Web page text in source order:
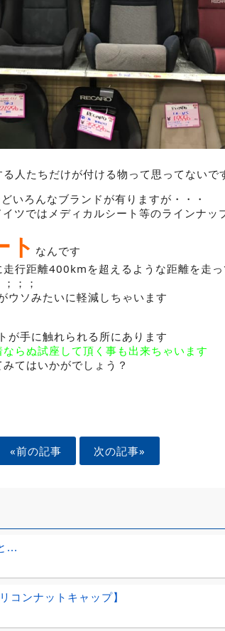
人たちだけが付ける物って思ってないで
いろんなブランドが有りますが・・・
ツではメディカルシート等のラインナッ
ト なんです
行距離400kmを超えるような距離を走
；；
ウソみたいに軽減しちゃいます
が手に触れられる所にあります
らぬ試座して頂く事も出来ちゃいます
てはいかがでしょう？
«前の記事 次の記事»
...
コンナットキャップ】